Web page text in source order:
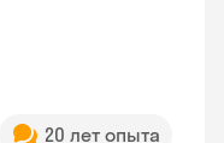
20 лет опыта